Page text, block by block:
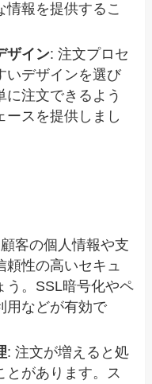
情報を提供するこ
ザイン: 注文プロセ
いデザインを選び
に注文できるよう
ースを提供しまし
客の個人情報や支
頼性の高いセキュ
う。SSL暗号化やペ
用などが有効で
: 注文が増えると処
とがあります。ス